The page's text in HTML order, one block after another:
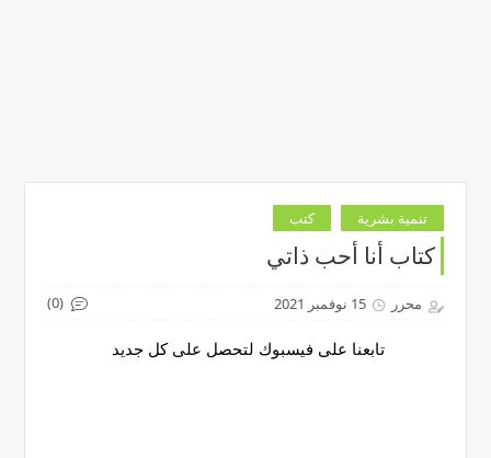
تنمية بشرية كتب
كتاب أنا أحب ذاتي
محرر 15 نوفمبر 2021 (0)
تابعنا على فيسبوك لتحصل على كل جديد